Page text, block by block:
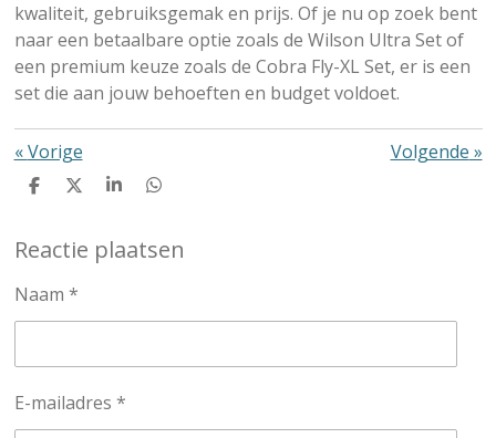
kwaliteit, gebruiksgemak en prijs. Of je nu op zoek bent
naar een betaalbare optie zoals de Wilson Ultra Set of
een premium keuze zoals de Cobra Fly-XL Set, er is een
set die aan jouw behoeften en budget voldoet.
«Vorige Volgende »
D
e
n
D
l
S
r
e
D
e
n
Reactie plaatsen
Naam *
E-mailadres *